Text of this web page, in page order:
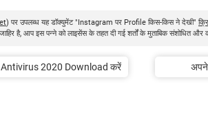
) पर उपलब्ध यह डॉक्युमेंट "Instagram पर Profile किस-किस ने देखी"
है, आप इस पन्ने को लाइसेंस के तहत दी गई शर्तों के मुताबिक संशोधित और
Antivirus 2020 Download करें
अपने